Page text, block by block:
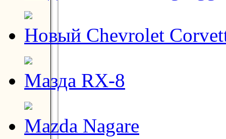
Новый Chevrolet
Мазда RX-8
Mazda Nagare